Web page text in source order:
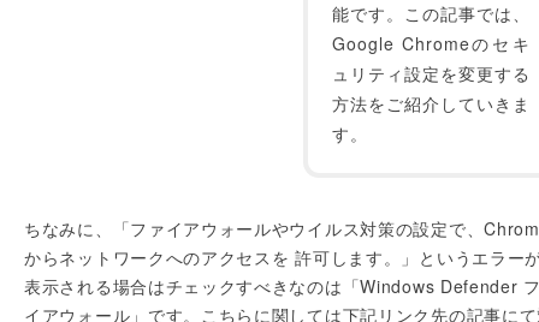
能です。この記事では、
Google Chromeのセキ
ュリティ設定を変更する
方法をご紹介していきま
す。
ちなみに、「ファイアウォールやウイルス対策の設定で、
からネットワークへのアクセスを 許可します。」というエラー
表示される場合はチェックすべきなのは「Windows Defender
イアウォール」です。こちらに関しては下記リンク先の記事に